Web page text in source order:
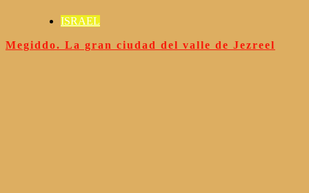
ISRAEL
Megiddo. La gran ciudad del valle de Jezreel